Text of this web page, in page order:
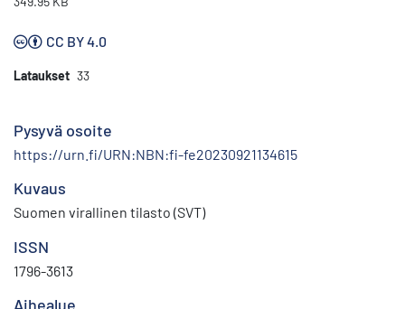
CC BY 4.0
Lataukset 33
Pysyvä osoite
https://urn.fi/URN:NBN:fi-fe20230921134615
Kuvaus
Suomen virallinen tilasto (SVT)
ISSN
1796-3613
Aihealue